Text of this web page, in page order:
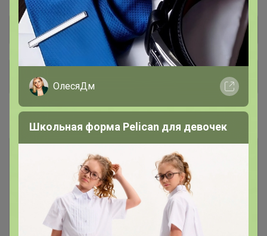
Общий каталог
*** РАСПРОДАЖА *** 162
#Аксессуары
Галстуки
Запонки и зажимы
ОлесяДм
Школьная форма Pelican для девочек